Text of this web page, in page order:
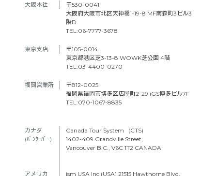
大阪本社
〒530-0041
大阪府大阪市北区天神橋1-19-8 MF南森町3ビル3
階D
TEL:06-7777-3678
東京支店
〒105-0014
東京都港区芝3-13-8 WOWK芝公園 4階
TEL:03-4400-0270
福岡営業所
〒812-0025
福岡県福岡市博多区店屋町2-29 iGS博多ビル7F
TEL:070-1067-8835
カナダ
(ﾊﾞﾝｸｰﾊﾞｰ)
アメリカ
Canada Tour System (CTS)
1402-409 Grandville Street,
Vancouver B.C., V6C 1T2 CANADA
ism USA Inc (USA) 21515 Hawthorne Blvd.